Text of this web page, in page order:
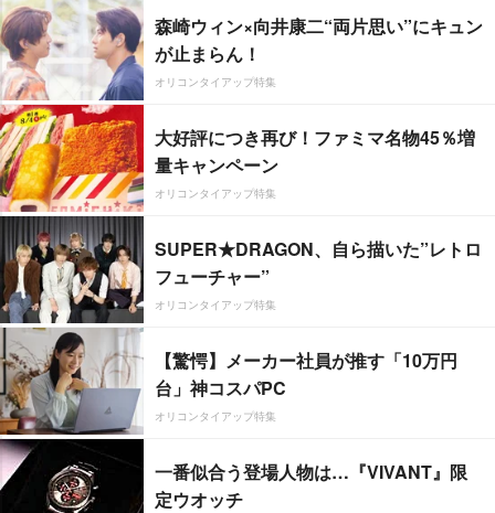
森崎ウィン×向井康二“両片思い”にキュン
が止まらん！
オリコンタイアップ特集
大好評につき再び！ファミマ名物45％増
量キャンペーン
オリコンタイアップ特集
SUPER★DRAGON、自ら描いた”レトロ
フューチャー”
オリコンタイアップ特集
【驚愕】メーカー社員が推す「10万円
台」神コスパPC
オリコンタイアップ特集
一番似合う登場人物は…『VIVANT』限
定ウオッチ